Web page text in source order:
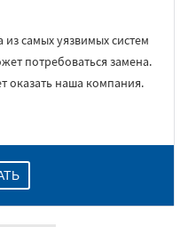
самых уязвимых систем
потребоваться замена.
оказать наша компания.